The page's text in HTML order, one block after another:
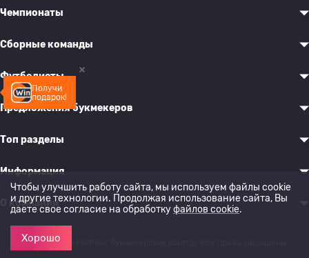
Получи
подарок!
Чемпионаты
Сборные команды
Футболисты
Предложения букмекеров
Топ разделы
Информация
О компании
© 2022-2026 Рейтинг букмекерских контор. Все права защищены.
Чтобы улучшить работу сайта, мы используем файлы cookie
и другие технологии. Продолжая использование сайта, Вы
даете свое согласие на обработкуфайлов cookie.
Хорошо